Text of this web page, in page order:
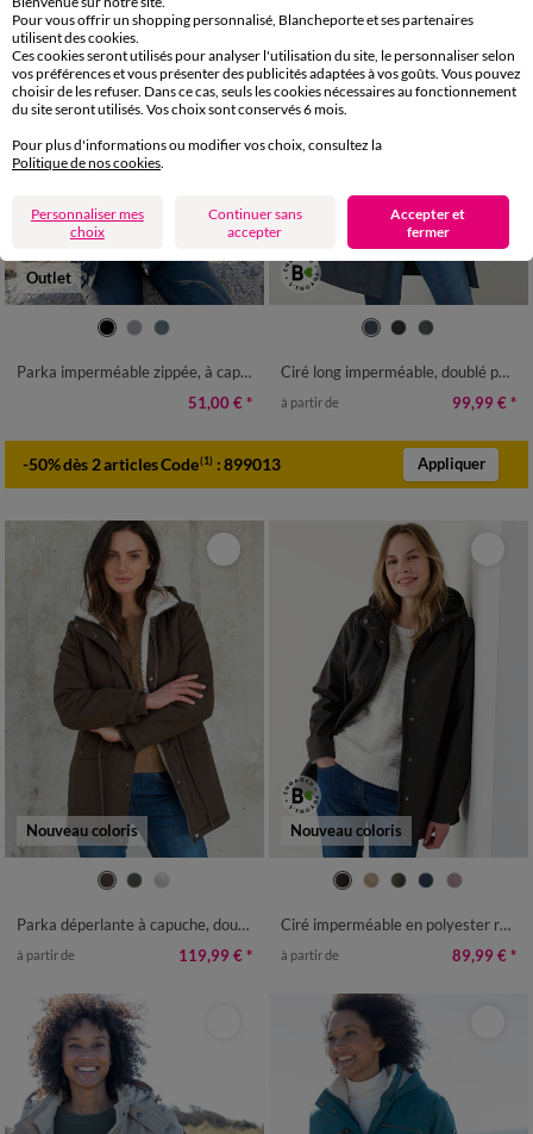
Outlet
42 44 46
Parka imperméable zippée, à capuche
51,00 € *
40 42 44
Ciré long imperméable, doublé polaire, polyester recyclé**
à partir de 99,99 € *
-50% dès 2 articles Code(1) :899013 Appliquer
Nouveau coloris
42 44 46
Parka déperlante à capuche, doublée polaire sherpa
à partir de 119,99 € *
Nouveau coloris
38 40 42 44 46
Ciré imperméable en polyester recyclé(**)
à partir de 89,99 € *
Pour vous offrir un shopping personnalisé, Blancheporte et ses partenaires
utilisent des cookies.
Ces cookies seront utilisés pour analyser l'utilisation du site, le personnaliser selon
vos préférences et vous présenter des publicités adaptées à vos goûts. Vous pouvez
choisir de les refuser. Dans ce cas, seuls les cookies nécessaires au fonctionnement
du site seront utilisés. Vos choix sont conservés 6 mois.
Pour plus d'informations ou modifier vos choix, consultez la
Politique de nos cookies.
Personnaliser mes
choix
Continuer sans
accepter
Accepter et
fermer